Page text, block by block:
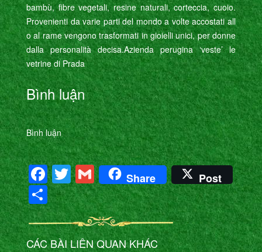
bambù, fibre vegetali, resine naturali, corteccia, cuoio.
Provenienti da varie parti del mondo a volte accostati all
o al rame vengono trasformati in gioielli unici, per donne
dalla personalità decisa. Azienda perugina ‘veste’ le
vetrine di Prada
Bình luận
Bình luận
Facebook
Twitter
Gmail
Share Post
Share
CÁC BÀI LIÊN QUAN KHÁC